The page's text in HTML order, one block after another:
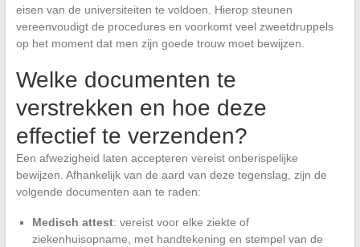
eisen van de universiteiten te voldoen. Hierop steunen
vereenvoudigt de procedures en voorkomt veel zweetdruppels
op het moment dat men zijn goede trouw moet bewijzen.
Welke documenten te
verstrekken en hoe deze
effectief te verzenden?
Een afwezigheid laten accepteren vereist onberispelijke
bewijzen. Afhankelijk van de aard van deze tegenslag, zijn de
volgende documenten aan te raden:
Medisch attest: vereist voor elke ziekte of
ziekenhuisopname, met handtekening en stempel van de